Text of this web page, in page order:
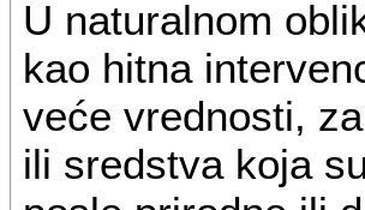
U naturalnom
kao hitna
veće vrednosti,
ili sredstva koja